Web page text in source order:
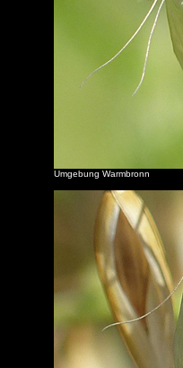
Umgebung Warmbronn